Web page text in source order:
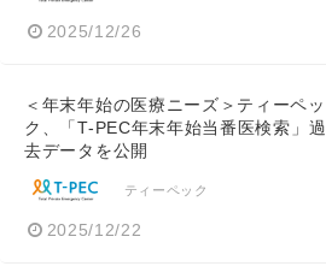
2025/12/26
＜年末年始の医療ニーズ＞ティーペッ
ク、「T-PEC年末年始当番医検索」過
去データを公開
ティーペック
2025/12/22